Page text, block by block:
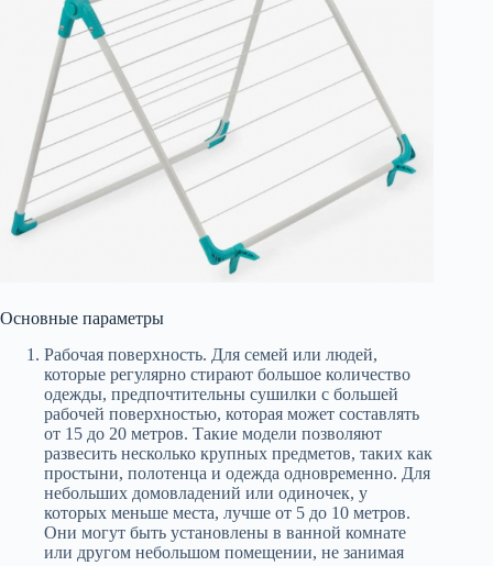
Основные параметры
Рабочая поверхность. Для семей или людей,
которые регулярно стирают большое количество
одежды, предпочтительны сушилки с большей
рабочей поверхностью, которая может составлять
от 15 до 20 метров. Такие модели позволяют
развесить несколько крупных предметов, таких как
простыни, полотенца и одежда одновременно. Для
небольших домовладений или одиночек, у
которых меньше места, лучше от 5 до 10 метров.
Они могут быть установлены в ванной комнате
или другом небольшом помещении, не занимая